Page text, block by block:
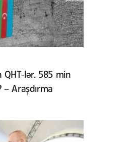
QHT-lər. 585 min
Araşdırma